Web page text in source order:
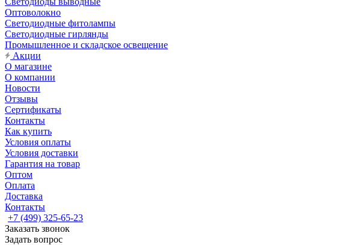
Оптоволокно
Светодиодные фитолампы
Светодиодные гирлянды
Промышленное и складское освещение
Акции
О магазине
О компании
Новости
Отзывы
Сертификаты
Контакты
Как купить
Условия оплаты
Условия доставки
Гарантия на товар
Оптом
Оплата
Доставка
Контакты
+7 (499) 325-65-23
Заказать звонок
Задать вопрос